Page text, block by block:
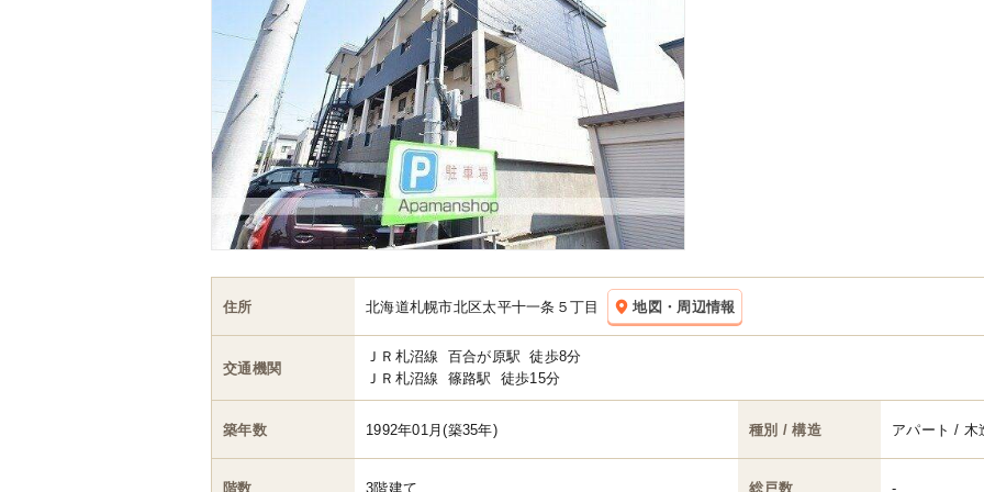
住所 北海道札幌市北区太平十一条５丁目 地図・周辺情報
交通機関
ＪＲ札沼線 百合が原駅 徒歩8分
ＪＲ札沼線
篠路駅 徒歩15分
築年数 1992年01月(築35年) 種別 / 構造 アパート / 木
階数 3階建て 総戸数 -